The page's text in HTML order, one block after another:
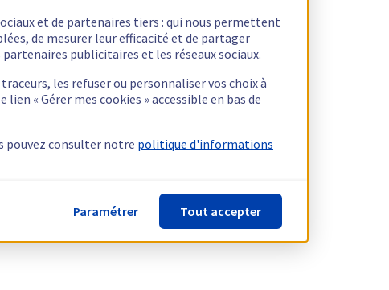
et de partenaires tiers : qui nous permettent
de mesurer leur efficacité et de partager
publicitaires et les réseaux sociaux.
les refuser ou personnaliser vos choix à
« Gérer mes cookies » accessible en bas de
pouvez consulter notre politique d'informations
Paramétrer Tout accepter